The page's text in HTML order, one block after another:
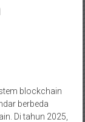
blockchain
berbeda
Di tahun 2025,